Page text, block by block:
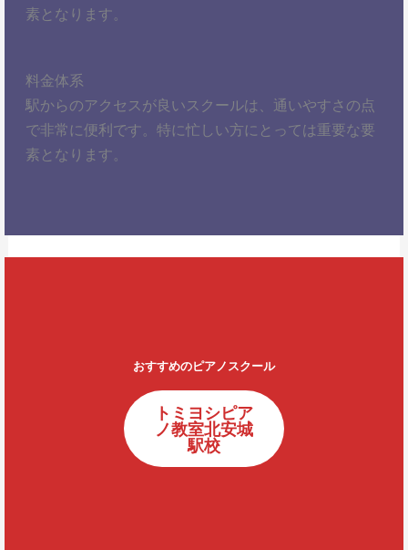
素となります。
料金体系
駅からのアクセスが良いスクールは、通いやすさの点
で非常に便利です。特に忙しい方にとっては重要な要
素となります。
おすすめのピアノスクール
トミヨシピア
ノ教室北安城
駅校